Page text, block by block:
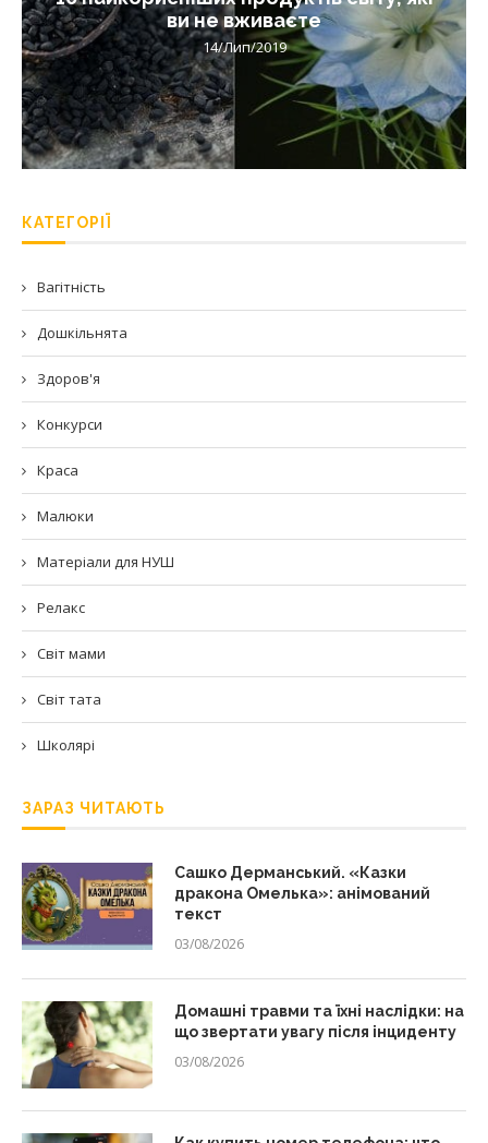
ви не вживаєте
14/Лип/2019
КАТЕГОРІЇ
Вагітність
Дошкільнята
Здоров'я
Конкурси
Краса
Малюки
Матеріали для НУШ
Релакс
Світ мами
Світ тата
Школярі
ЗАРАЗ ЧИТАЮТЬ
Сашко Дерманський. «Казки
дракона Омелька»: анімований
текст
03/08/2026
Домашні травми та їхні наслідки: на
що звертати увагу після інциденту
03/08/2026